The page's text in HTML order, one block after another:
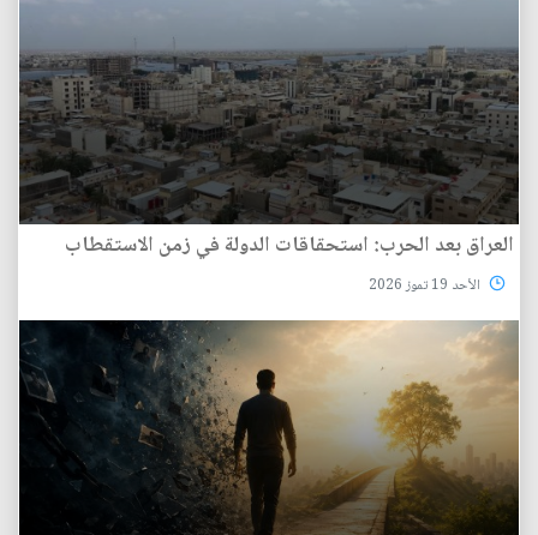
العراق بعد الحرب: استحقاقات الدولة في زمن الاستقطاب
الأحد 19 تموز 2026